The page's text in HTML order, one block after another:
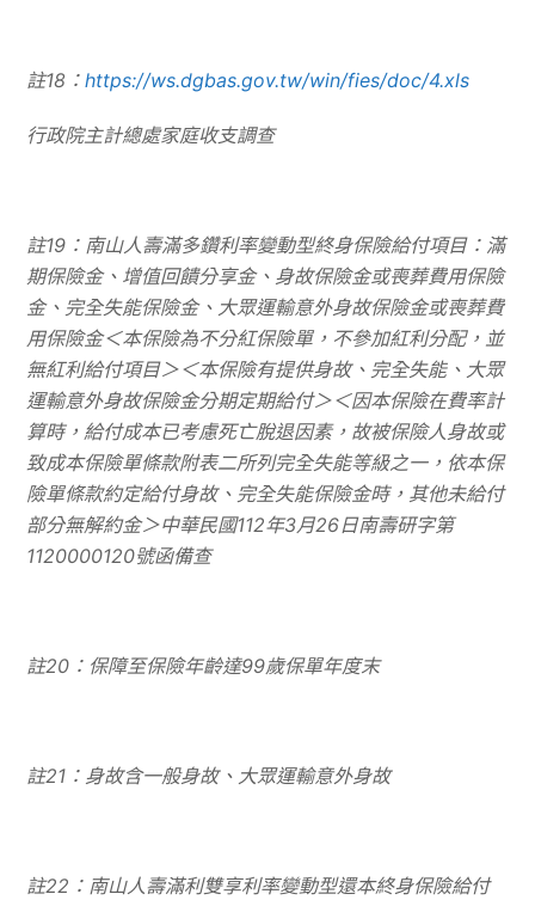
註18 ：https://ws.dgbas.gov.tw/win/fies/doc/4.xls
行政院主計總處家庭收支調查
註19 ：南山人壽滿多鑽利率變動型終身保險給付項目：滿
期保險金、增值回饋分享金、身故保險金或喪葬費用保險
金、完全失能保險金、大眾運輸意外身故保險金或喪葬費
用保險金＜本保險為不分紅保險單，不參加紅利分配，並
無紅利給付項目＞＜本保險有提供身故、完全失能、大眾
運輸意外身故保險金分期定期給付＞＜因本保險在費率計
算時，給付成本已考慮死亡脫退因素，故被保險人身故或
致成本保險單條款附表二所列完全失能等級之一，依本保
險單條款約定給付身故、完全失能保險金時，其他未給付
部分無解約金＞中華民國112年3月26日南壽研字第
1120000120號函備查
註20 ：保障至保險年齡達99歲保單年度末
註21 ：身故含一般身故、大眾運輸意外身故
註22 ：南山人壽滿利雙享利率變動型還本終身保險給付